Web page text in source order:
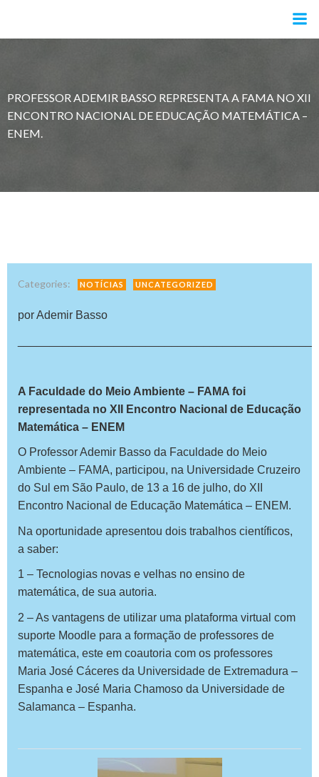
o
PROFESSOR ADEMIR BASSO REPRESENTA A FAMA NO XII
ENCONTRO NACIONAL DE EDUCAÇÃO MATEMÁTICA –
ENEM.
Categories: NOTÍCIAS UNCATEGORIZED
por Ademir Basso
A Faculdade do Meio Ambiente – FAMA foi
representada no XII Encontro Nacional de Educação
Matemática – ENEM
O Professor Ademir Basso da Faculdade do Meio
Ambiente – FAMA, participou, na Universidade Cruzeiro
do Sul em São Paulo, de 13 a 16 de julho, do XII
Encontro Nacional de Educação Matemática – ENEM.
Na oportunidade apresentou dois trabalhos científicos,
a saber:
1 – Tecnologias novas e velhas no ensino de
matemática, de sua autoria.
2 – As vantagens de utilizar uma plataforma virtual com
suporte Moodle para a formação de professores de
matemática, este em coautoria com os professores
Maria José Cáceres da Universidade de Extremadura –
Espanha e José Maria Chamoso da Universidade de
Salamanca – Espanha.